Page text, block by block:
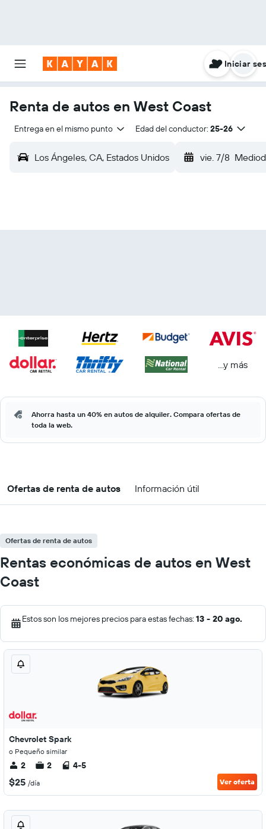
Iniciar
Renta de autos en West Coast
Entrega en el mismo punto Edad del conductor: 25-26
Los Ángeles, CA, Estados Unidos vie. 7/8
...y más
Ahorra hasta un 40% en autos de alquiler. Compara ofertas de
toda la web.
Ofertas de renta de autos Información útil
Ofertas de renta de autos
Rentas económicas de autos en West
Coast
Estos son los mejores precios para estas fechas: 13 - 20 ago.
Chevrolet Spark
o Pequeño similar
2 2 4-5
$25 /día Ver oferta